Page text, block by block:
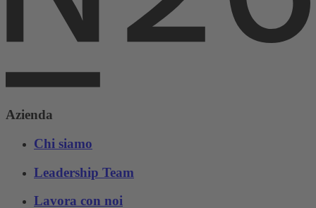
Azienda
Chi siamo
Leadership Team
Lavora con noi